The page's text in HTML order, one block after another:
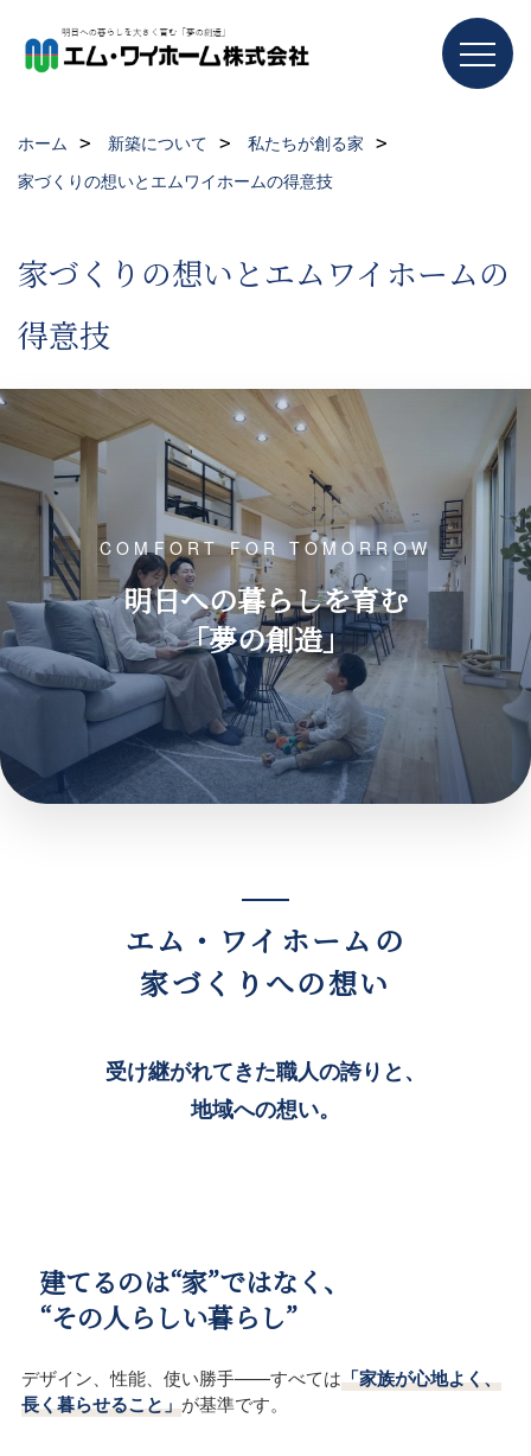
ホーム 新築について
私たちが創る家
家づくりの想いとエムワイホームの得意技
家づくりの想いとエムワイホームの
得意技
COMFORT FOR TOMORROW
明日への暮らしを育む
「夢の創造」
エム・ワイホームの
家づくりへの想い
受け継がれてきた職人の誇りと、
地域への想い。
建てるのは“家”ではなく、
“その人らしい暮らし”
デザイン、性能、使い勝手——すべては「家族が心地よく、
長く暮らせること」が基準です。